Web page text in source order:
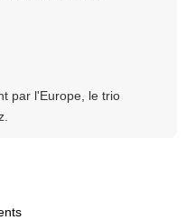
par l'Europe, le trio